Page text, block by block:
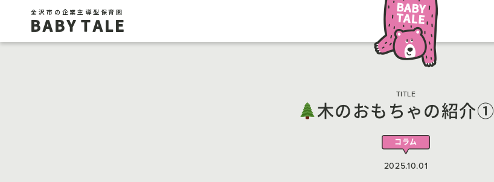
金沢市の企業主導型保育園
BABY TALE
TITLE
木のおもちゃの紹介①
コラム
2025.10.01